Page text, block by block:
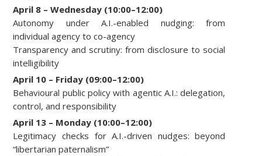
April 8 – Wednesday (10:00–12:00)
Autonomy under A.I.-enabled nudging: from
individual agency to co-agency
Transparency and scrutiny: from disclosure to social
intelligibility
April 10 – Friday (09:00–12:00)
Behavioural public policy with agentic A.I.: delegation,
control, and responsibility
April 13 – Monday (10:00–12:00)
Legitimacy checks for A.I.-driven nudges: beyond
“libertarian paternalism”